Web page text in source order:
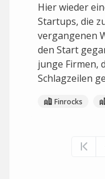
Hier wieder
Startups, die
vergangenen
den Start
junge Firmen,
Schlagzeilen
Finrocks